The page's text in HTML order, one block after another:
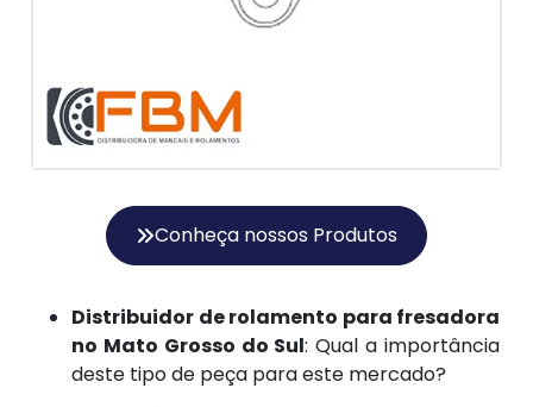
Distribuidor de rolamento para fresadora
no Mato Grosso do Sul: Qual a importância
deste tipo de peça para este mercado?
Conheça nossos Produtos